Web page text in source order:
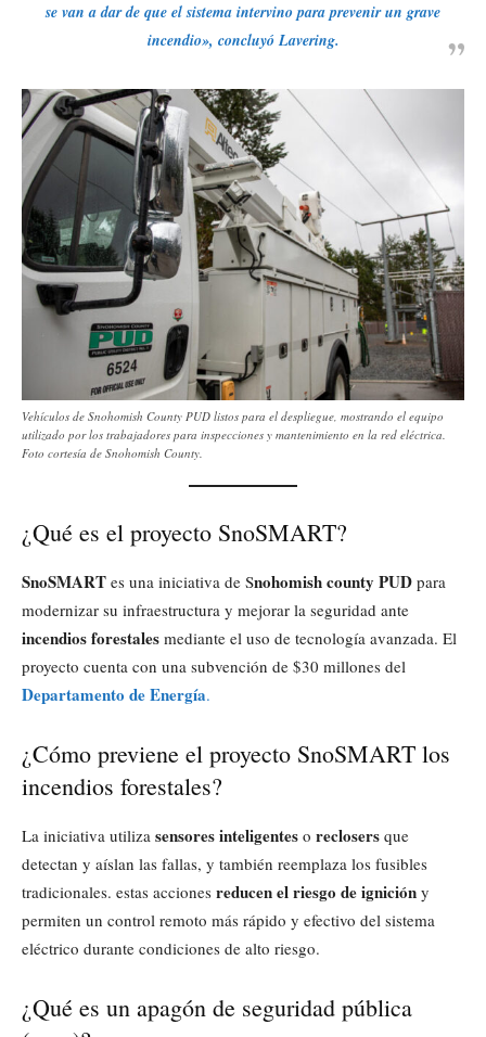
se van a dar de que el sistema intervino para prevenir un grave
incendio», concluyó Lavering.
Vehículos de Snohomish County PUD listos para el despliegue, mostrando el equipo
utilizado por los trabajadores para inspecciones y mantenimiento en la red eléctrica.
Foto cortesía de Snohomish County.
¿Qué es el proyecto SnoSMART?
SnoSMART es una iniciativa de Snohomish county PUD para
modernizar su infraestructura y mejorar la seguridad ante
incendios forestales mediante el uso de tecnología avanzada. El
proyecto cuenta con una subvención de $30 millones del
Departamento de Energía.
¿Cómo previene el proyecto SnoSMART los
incendios forestales?
La iniciativa utiliza sensores inteligentes o reclosers que
detectan y aíslan las fallas, y también reemplaza los fusibles
tradicionales. estas acciones reducen el riesgo de ignición y
permiten un control remoto más rápido y efectivo del sistema
eléctrico durante condiciones de alto riesgo.
¿Qué es un apagón de seguridad pública